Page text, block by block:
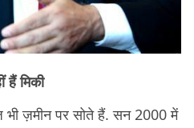
हैं मिकी
भी ज़मीन पर सोते हैं. सन 2000 में